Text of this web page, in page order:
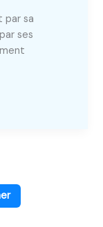
par sa
ses